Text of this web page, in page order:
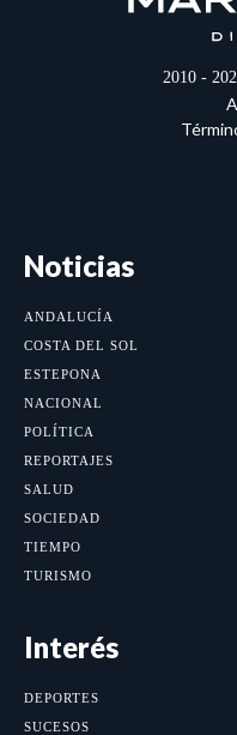
2010 -
Noticias
ANDALUCÍA
COSTA DEL SOL
ESTEPONA
NACIONAL
POLÍTICA
REPORTAJES
SALUD
SOCIEDAD
TIEMPO
TURISMO
Interés
DEPORTES
SUCESOS